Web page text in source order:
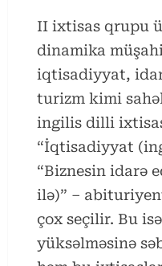
II ixtisas qrupu
dinamika
iqtisadiyyat,
turizm kimi
ingilis dilli
“İqtisadiyyat
“Biznesin idarə
ilə)” –
çox seçilir. Bu
yüksəlməsinə